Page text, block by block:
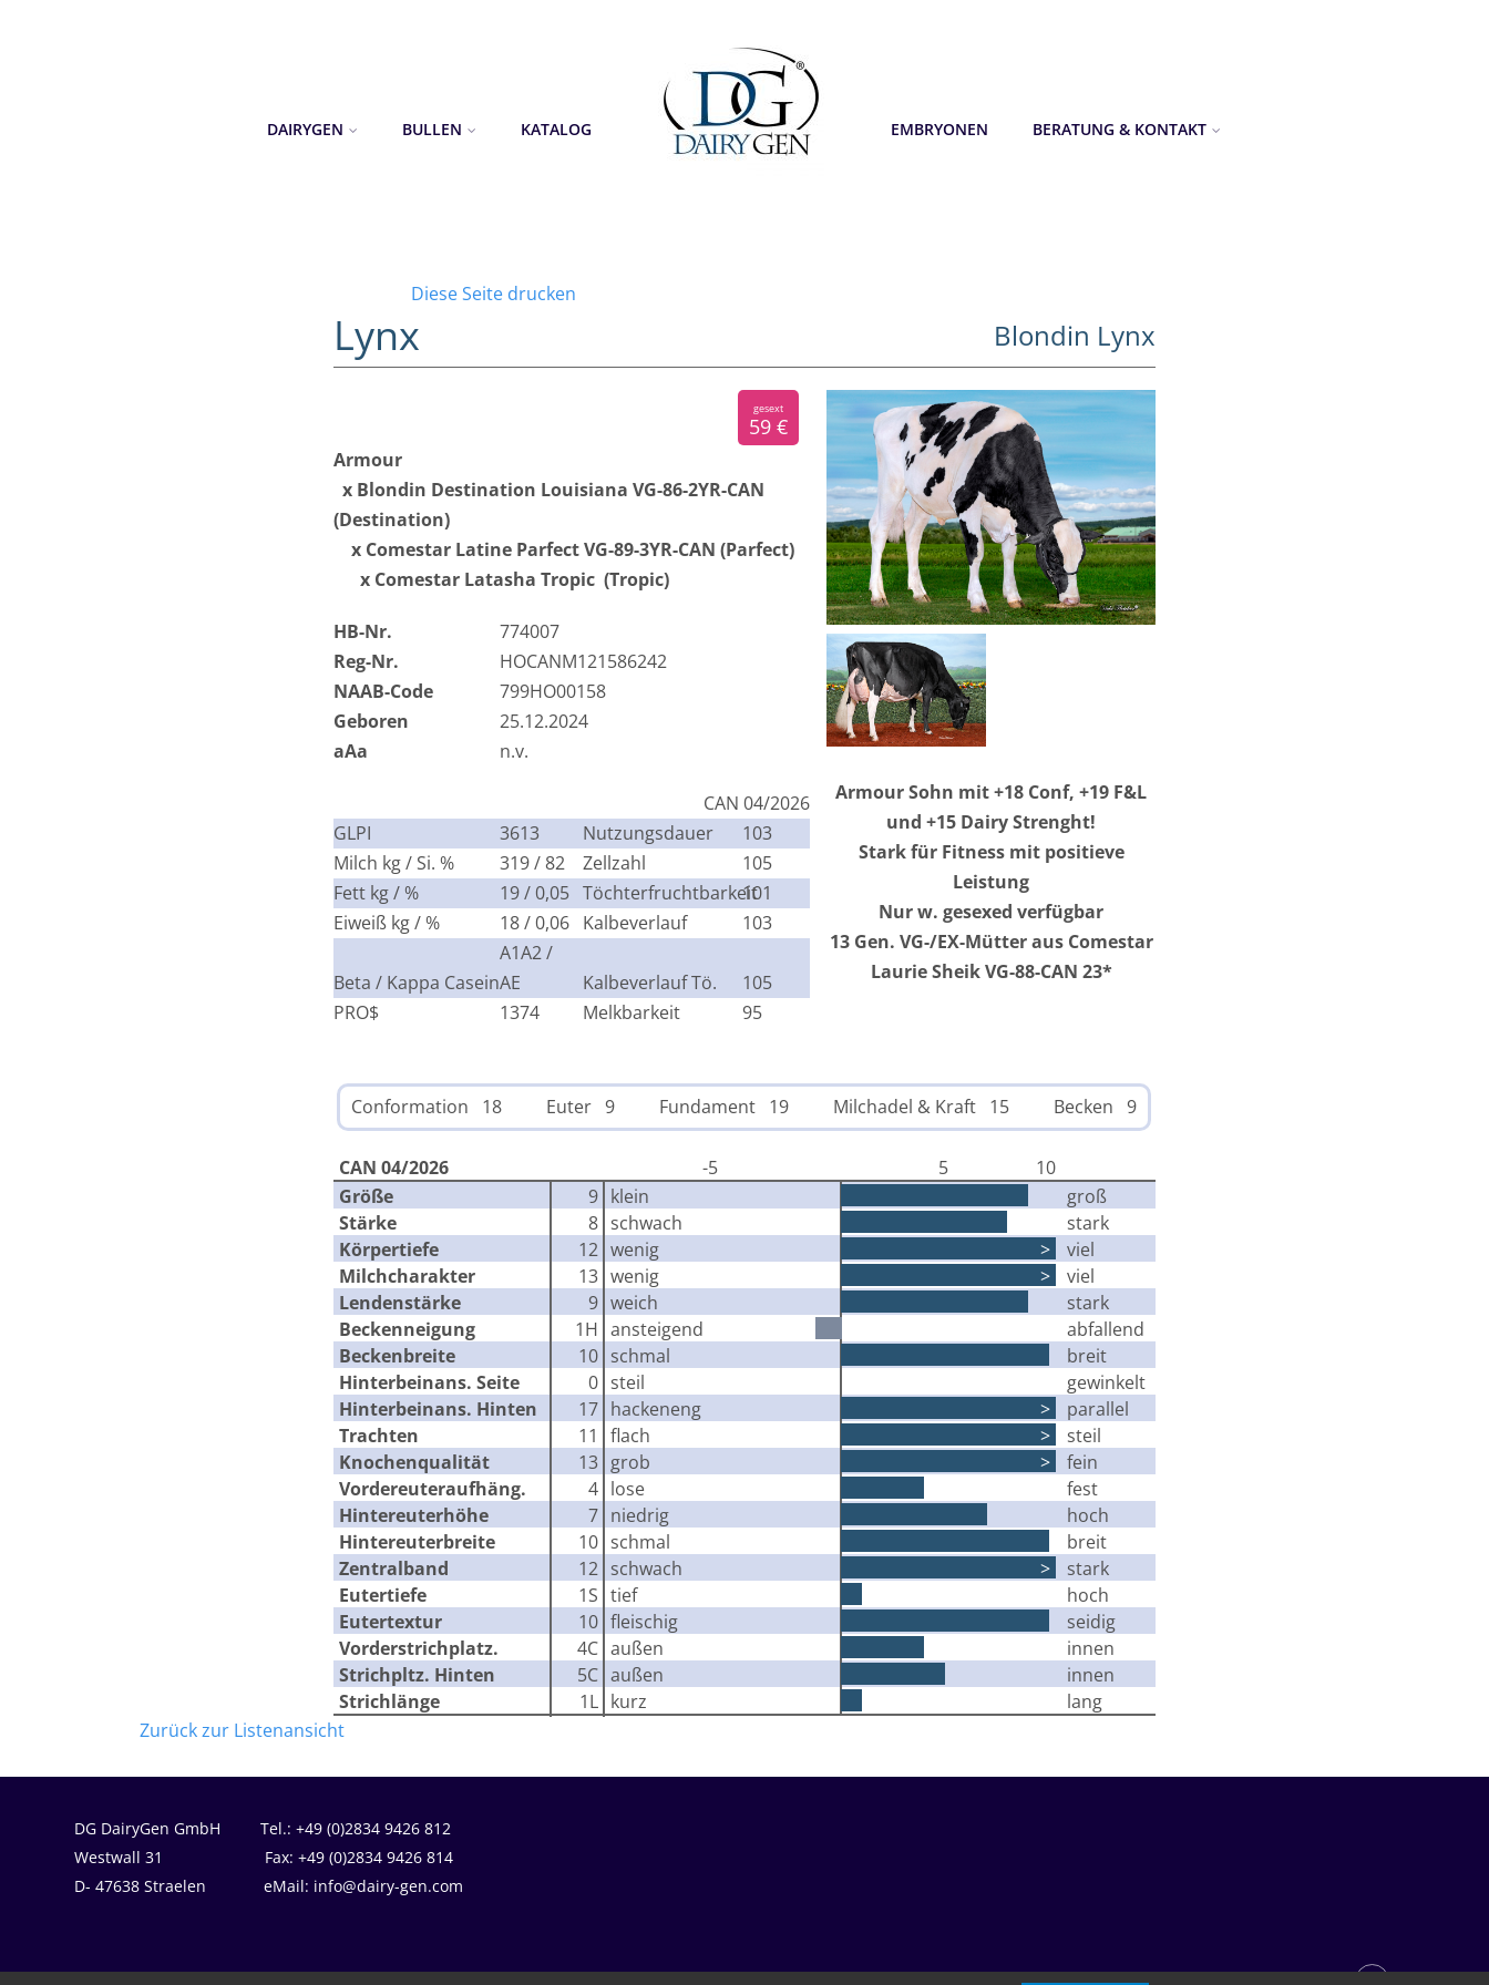
DAIRYGEN BULLEN KATALOG EMBRYONEN BERATUNG & KONTAKT
Diese Seite drucken
Lynx Blondin Lynx
gesext
59 €
Armour
x Blondin Destination Louisiana VG-86-2YR-CAN
(Destination)
x Comestar Latine Parfect VG-89-3YR-CAN (Parfect)
x Comestar Latasha Tropic (Tropic)
HB-Nr.
774007
Reg-Nr.
HOCANM121586242
NAAB-Code
799HO00158
Geboren
25.12.2024
aAa
n.v.
CAN 04/2026
GLPI
3613 Nutzungsdauer
103
Milch kg / Si. %
319 / 82 Zellzahl
105
Fett kg / %
19 / 0,05 Töchterfruchtbarkeit
101
Eiweiß kg / %
18 / 0,06 Kalbeverlauf 103
Beta / Kappa Casein
A1A2 /
AE
Kalbeverlauf Tö.
105
PRO$
1374 Melkbarkeit 95
Armour Sohn mit +18 Conf, +19 F&L
und +15 Dairy Strenght!
Stark für Fitness mit positieve
Leistung
Nur w. gesexed verfügbar
13 Gen. VG-/EX-Mütter aus Comestar
Laurie Sheik VG-88-CAN 23*
Conformation 18 Euter 9 Fundament 19 Milchadel & Kraft 15 Becken 9
CAN 04/2026 -5 5
10
Größe
9 klein
groß
Stärke
8 schwach
stark
Körpertiefe
12 wenig >
viel
Milchcharakter
13 wenig >
viel
Lendenstärke
9 weich
stark
Beckenneigung
1H ansteigend
abfallend
Beckenbreite
10 schmal
breit
Hinterbeinans. Seite
0 steil
gewinkelt
Hinterbeinans. Hinten
17 hackeneng >
parallel
Trachten
11 flach >
steil
Knochenqualität
13 grob >
fein
Vordereuteraufhäng.
4 lose
fest
Hintereuterhöhe
7 niedrig
hoch
Hintereuterbreite
10 schmal
breit
Zentralband
12 schwach >
stark
Eutertiefe
1S tief
hoch
Eutertextur
10 fleischig
seidig
Vorderstrichplatz.
4C außen
innen
Strichpltz. Hinten
5C außen
innen
Strichlänge
1L kurz
lang
Zurück zur Listenansicht
DG DairyGen GmbH Tel.: +49 (0)2834 9426 812
Westwall 31 Fax: +49 (0)2834 9426 814
D- 47638 Straelen eMail: info@dairy-gen.com